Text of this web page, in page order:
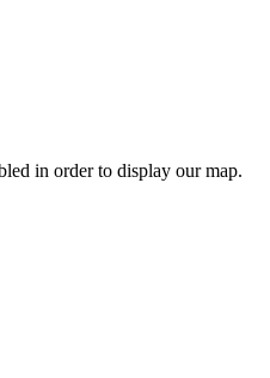
in order to display our map.